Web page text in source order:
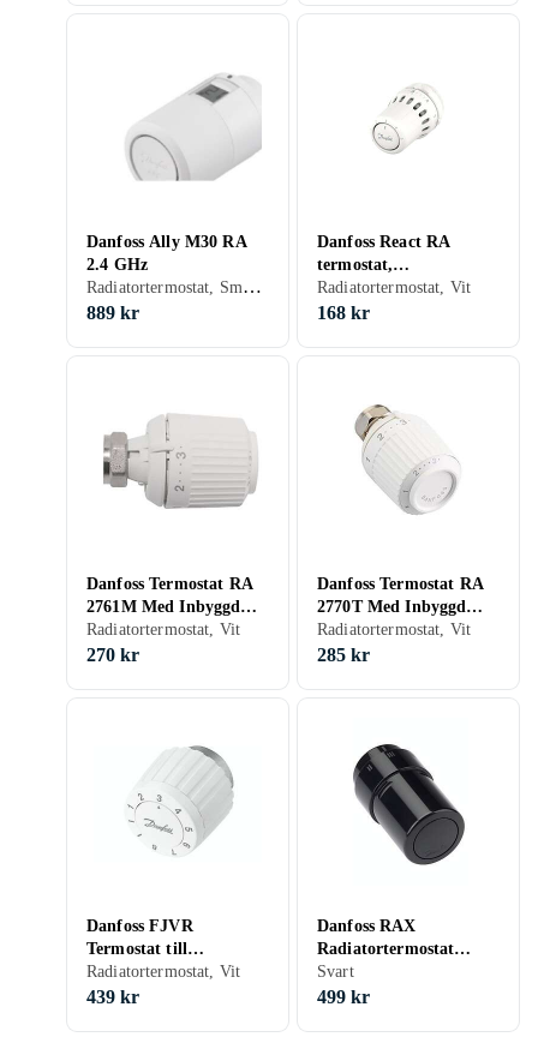
Danfoss Ally M30 RA
2.4 GHz
Radiatortermostat, Smart termostat, Vit, ZigBee
889 kr
Danfoss React RA
termostat,
snabbkoppling, vit
Radiatortermostat, Vit
168 kr
Danfoss Termostat RA
2761M Med Inbyggd
Givare DANF.
TERM.DEL 7-28GR
Radiatortermostat, Vit
270 kr
Danfoss Termostat RA
2770T Med Inbyggd
Givare DANF.
TERM.DEL 21GR
Radiatortermostat, Vit
285 kr
Danfoss FJVR
Termostat till
returventiler
Radiatortermostat, Vit
439 kr
Danfoss RAX
Radiatortermostat
Svart
Svart
499 kr